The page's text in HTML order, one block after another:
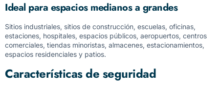
Ideal para espacios medianos a grandes
Sitios industriales, sitios de construcción, escuelas, oficinas,
estaciones, hospitales, espacios públicos, aeropuertos, centros
comerciales, tiendas minoristas, almacenes, estacionamientos,
espacios residenciales y patios.
Características de seguridad